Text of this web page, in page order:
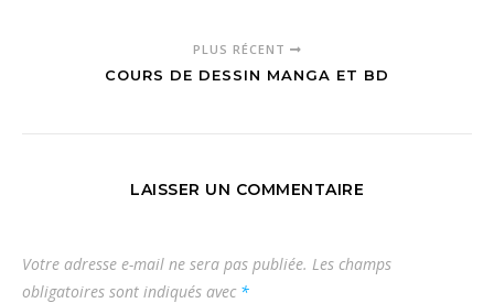
PLUS RÉCENT
COURS DE DESSIN MANGA ET BD
LAISSER UN COMMENTAIRE
Votre adresse e-mail ne sera pas publiée. Les champs
obligatoires sont indiqués avec *